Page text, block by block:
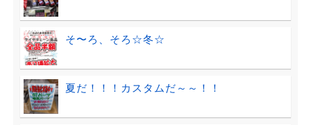
そ〜ろ、そろ☆冬☆
夏だ！！！カスタムだ～～！！